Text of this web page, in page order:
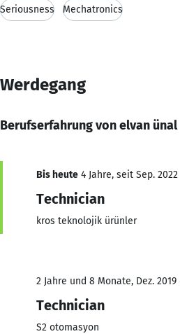
Seriousness Mechatronics
Werdegang
Berufserfahrung von elvan ünal
Bis heute 4 Jahre, seit Sep. 2022
Technician
kros teknolojik ürünler
2 Jahre und 8 Monate, Dez. 2019
Technician
S2 otomasyon